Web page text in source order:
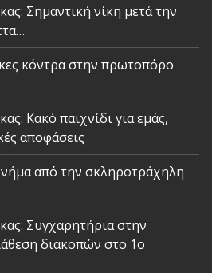
Σημαντική νίκη μετά την
κόντρα στην πρωτοπόρο
Κακό παιχνίδι για εμάς,
αποφάσεις
από την σκληροτράχηλη
Συγχαρητήρια στην
διακοπών στο 1ο